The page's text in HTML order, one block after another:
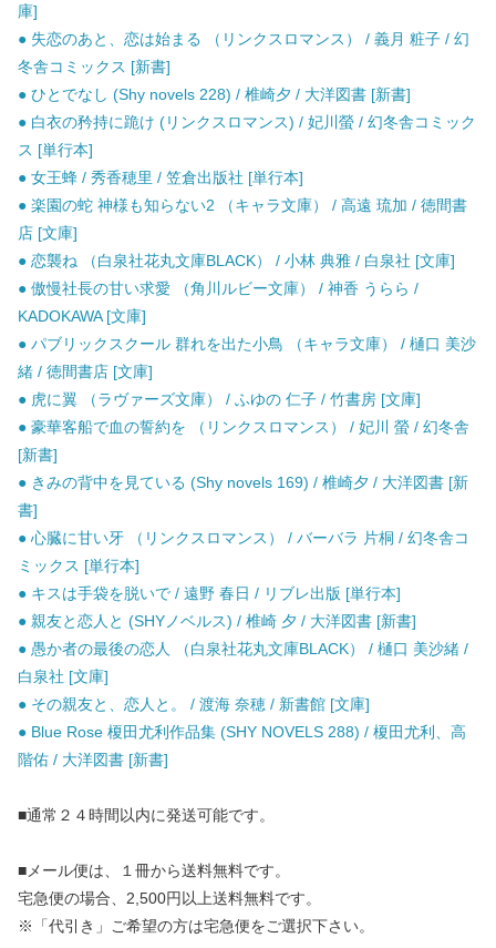
庫]
● 失恋のあと、恋は始まる （リンクスロマンス） / 義月 粧子 / 幻
冬舎コミックス [新書]
● ひとでなし (Shy novels 228) / 椎崎夕 / 大洋図書 [新書]
● 白衣の矜持に跪け (リンクスロマンス) / 妃川螢 / 幻冬舎コミック
ス [単行本]
● 女王蜂 / 秀香穂里 / 笠倉出版社 [単行本]
● 楽園の蛇 神様も知らない2 （キャラ文庫） / 高遠 琉加 / 徳間書
店 [文庫]
● 恋襲ね （白泉社花丸文庫BLACK） / 小林 典雅 / 白泉社 [文庫]
● 傲慢社長の甘い求愛 （角川ルビー文庫） / 神香 うらら /
KADOKAWA [文庫]
● パブリックスクール 群れを出た小鳥 （キャラ文庫） / 樋口 美沙
緒 / 徳間書店 [文庫]
● 虎に翼 （ラヴァーズ文庫） / ふゆの 仁子 / 竹書房 [文庫]
● 豪華客船で血の誓約を （リンクスロマンス） / 妃川 螢 / 幻冬舎
[新書]
● きみの背中を見ている (Shy novels 169) / 椎崎夕 / 大洋図書 [新
書]
● 心臓に甘い牙 （リンクスロマンス） / バーバラ 片桐 / 幻冬舎コ
ミックス [単行本]
● キスは手袋を脱いで / 遠野 春日 / リブレ出版 [単行本]
● 親友と恋人と (SHYノベルス) / 椎崎 夕 / 大洋図書 [新書]
● 愚か者の最後の恋人 （白泉社花丸文庫BLACK） / 樋口 美沙緒 /
白泉社 [文庫]
● その親友と、恋人と。 / 渡海 奈穂 / 新書館 [文庫]
● Blue Rose 榎田尤利作品集 (SHY NOVELS 288) / 榎田尤利、高
階佑 / 大洋図書 [新書]
■通常２４時間以内に発送可能です。
■メール便は、１冊から送料無料です。
宅急便の場合、2,500円以上送料無料です。
※「代引き」ご希望の方は宅急便をご選択下さい。